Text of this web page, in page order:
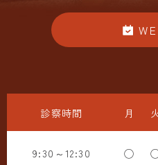
診察時間 月
9:30～12:30 ◯